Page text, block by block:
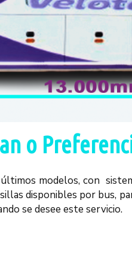
o
modelos, con
disponibles por bus,
se desee este servicio.